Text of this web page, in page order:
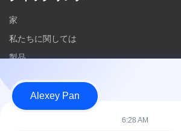
家
私たちに関しては
製品
カテゴリー
Alexey Pan
6:28 AM